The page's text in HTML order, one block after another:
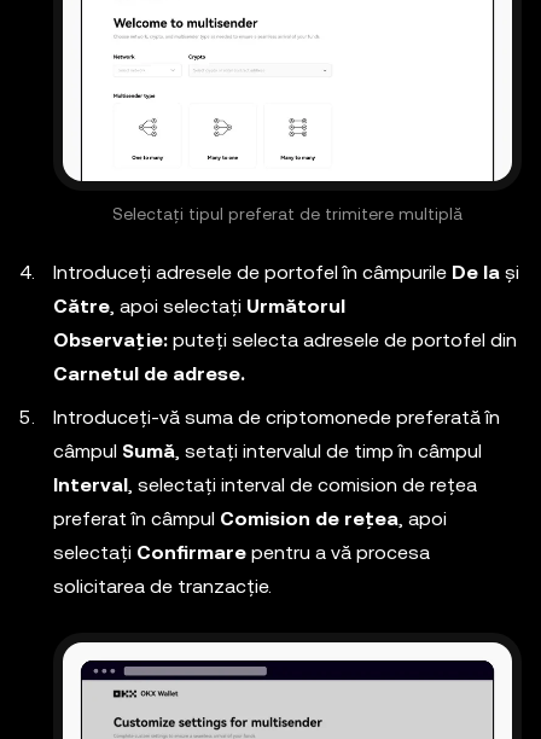
Selectați tipul preferat de trimitere multiplă
Introduceți adresele de portofel în câmpurile De la și
Către, apoi selectați Următorul
Observație: puteți selecta adresele de portofel din
Carnetul de adrese.
Introduceți-vă suma de criptomonede preferată în
câmpul Sumă, setați intervalul de timp în câmpul
Interval, selectați interval de comision de rețea
preferat în câmpul Comision de rețea, apoi
selectați Confirmare pentru a vă procesa
solicitarea de tranzacție.